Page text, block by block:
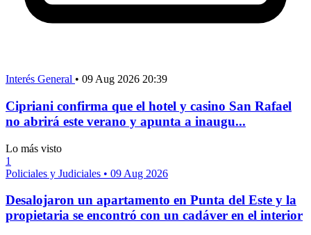
Interés General • 09 Aug 2026 20:39
Cipriani confirma que el hotel y casino San Rafael
no abrirá este verano y apunta a inaugu...
Lo más visto
1
Policiales y Judiciales • 09 Aug 2026
Desalojaron un apartamento en Punta del Este y la
propietaria se encontró con un cadáver en el interior